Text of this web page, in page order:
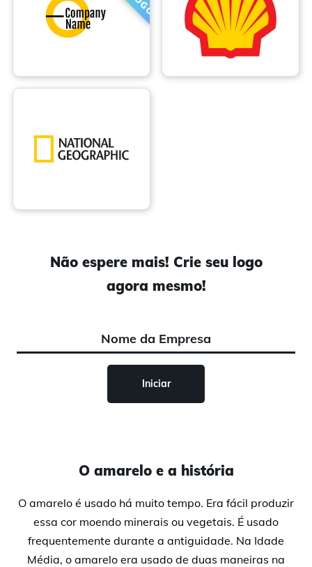
Não espere mais! Crie seu logo
agora mesmo!
Iniciar
O amarelo e a história
O amarelo é usado há muito tempo. Era fácil produzir
essa cor moendo minerais ou vegetais. É usado
frequentemente durante a antiguidade. Na Idade
Média, o amarelo era usado de duas maneiras na